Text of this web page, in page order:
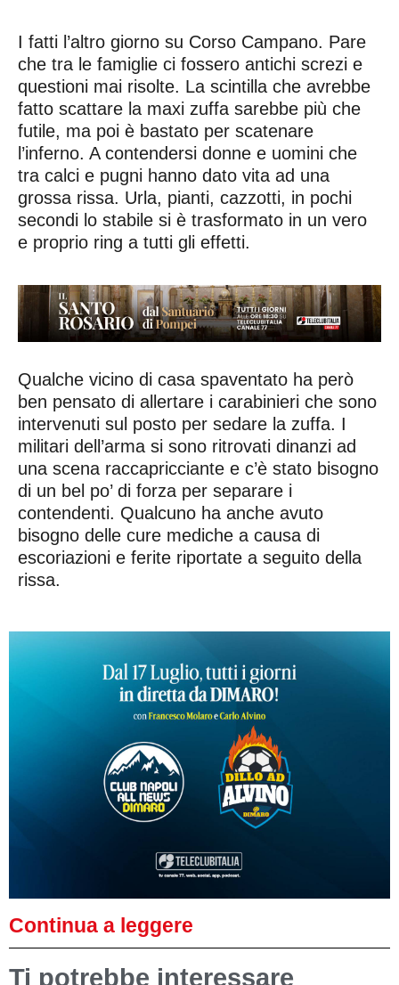
I fatti l’altro giorno su Corso Campano. Pare
che tra le famiglie ci fossero antichi screzi e
questioni mai risolte. La scintilla che avrebbe
fatto scattare la maxi zuffa sarebbe più che
futile, ma poi è bastato per scatenare
l’inferno. A contendersi donne e uomini che
tra calci e pugni hanno dato vita ad una
grossa rissa. Urla, pianti, cazzotti, in pochi
secondi lo stabile si è trasformato in un vero
e proprio ring a tutti gli effetti.
Qualche vicino di casa spaventato ha però
ben pensato di allertare i carabinieri che sono
intervenuti sul posto per sedare la zuffa. I
militari dell’arma si sono ritrovati dinanzi ad
una scena raccapricciante e c’è stato bisogno
di un bel po’ di forza per separare i
contendenti. Qualcuno ha anche avuto
bisogno delle cure mediche a causa di
escoriazioni e ferite riportate a seguito della
rissa.
Continua a leggere
Ti potrebbe interessare